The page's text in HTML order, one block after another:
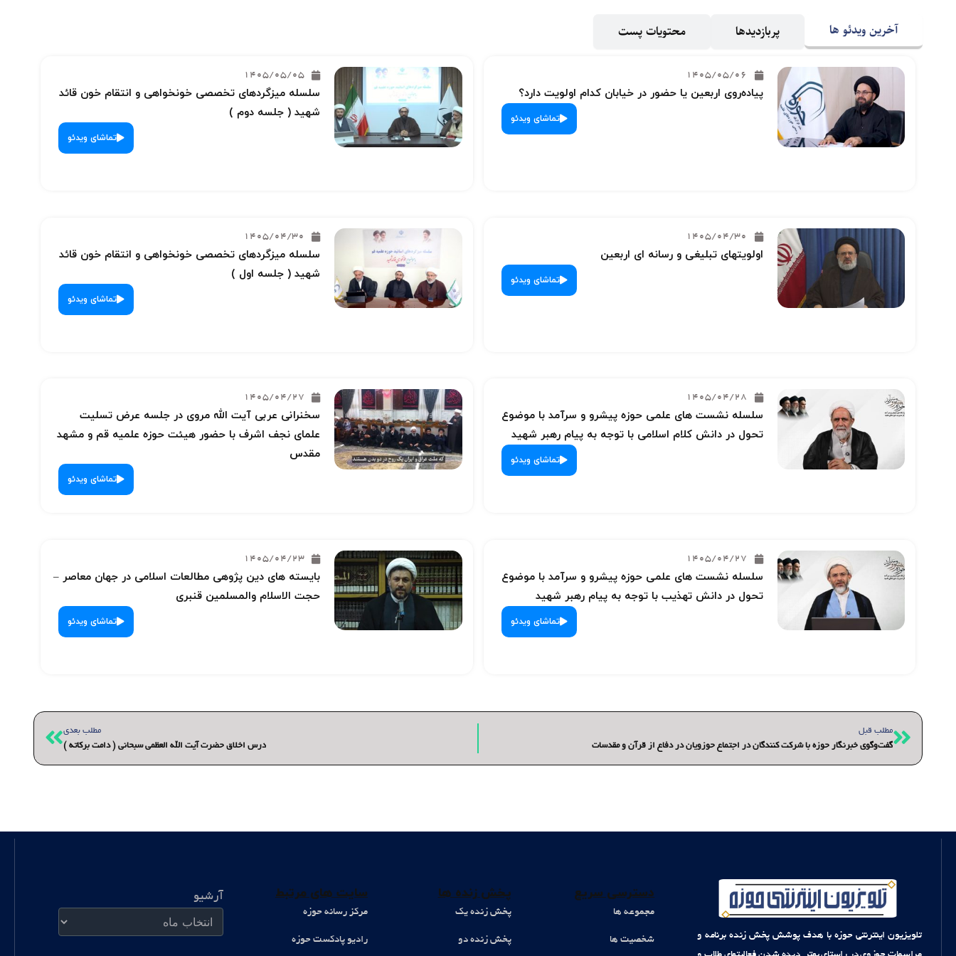
آخرین ویدئو ها پربازدیدها محتویات پست
1405/05/06
پیاده‌روی اربعین یا حضور در خیابان کدام اولویت دارد؟
تماشای ویدئو
1405/05/05
سلسله میزگردهای تخصصی خونخواهی و انتقام خون قائد
شهید ( جلسه دوم )
تماشای ویدئو
1405/04/30
اولویتهای تبلیغی و رسانه ای اربعین
تماشای ویدئو
1405/04/30
سلسله میزگردهای تخصصی خونخواهی و انتقام خون قائد
شهید ( جلسه اول )
تماشای ویدئو
1405/04/28
سلسله نشست های علمی حوزه پیشرو و سرآمد با موضوع
تحول در دانش کلام اسلامی با توجه به پیام رهبر شهید
تماشای ویدئو
1405/04/27
سخنرانی عربی آیت الله مروی در جلسه عرض تسلیت
علمای نجف اشرف با حضور هیئت حوزه علمیه قم و مشهد
مقدس
تماشای ویدئو
1405/04/27
سلسله نشست های علمی حوزه پیشرو و سرآمد با موضوع
تحول در دانش تهذیب با توجه به پیام رهبر شهید
تماشای ویدئو
1405/04/23
بایسته های دین پژوهی مطالعات اسلامی در جهان معاصر –
حجت الاسلام والمسلمین قنبری
تماشای ویدئو
قبلیمطلب قبل
گفت‌وگوی خبرنگار حوزه با شرکت کنندگان در اجتماع حوزویان در دفاع از قرآن و مقدسات
مطلب بعدی
درس اخلاق حضرت آیت الله العظمی سبحانی ( دامت برکاته )
بعدی
تلویزیون اینترنتی حوزه با هدف پوشش پخش زنده برنامه و
دسترسی سریع
مجموعه ها
شخصیت ها
پخش زنده ها
پخش زنده یک
پخش زنده دو
سایت های مرتبط
مرکز رسانه حوزه
رادیو پادکست حوزه
آرشیو
آرشیو